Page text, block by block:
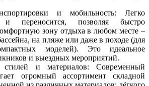
и мобильность: Легко
и переносится, позволяя быстро
зону отдыха в любом месте –
на пляже или даже в походе (для
моделей). Это идеальное
и выездных мероприятий.
стилей и материалов: Современный
огромный ассортимент складной